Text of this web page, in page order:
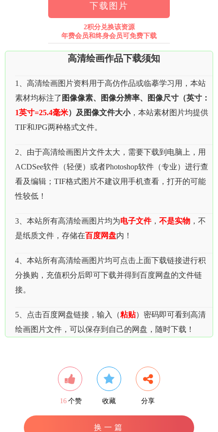
下载图片
2积分兑换该资源
年费会员和终身会员可免费下载
高清绘画作品下载须知
1、高清绘画图片资料用于高仿作品或临摹学习用，本站
素材均标注了 图像像素、图像分辨率、图像尺寸（英寸：
1英寸=25.4毫米）及图像文件大小，本站素材图片均提供
TIF和JPG两种格式文件。
2、由于高清绘画图片文件太大，需要下载到电脑上，用
ACDSee软件（轻便）或者Photoshop软件（专业）进行查
看及编辑；TIF格式图片不建议用手机查看，打开的可能
性较低！
3、本站所有高清绘画图片均为电子文件， 不是实物 ，不
是纸质文件，存储在百度网盘内！
4、本站所有高清绘画图片均可点击上面下载链接进行积
分换购，充值积分后即可下载并得到百度网盘的文件链
接。
5、点击百度网盘链接，输入（粘贴）密码即可看到高清
绘画图片文件，可以保存到自己的网盘，随时下载！
16 个赞 收藏 分享
换一篇